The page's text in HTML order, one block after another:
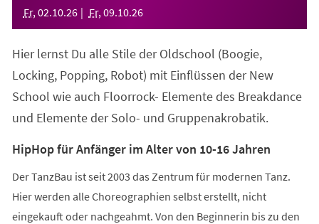
Fr, 02.10.26 Fr, 09.10.26
Hier lernst Du alle Stile der Oldschool (Boogie,
Locking, Popping, Robot) mit Einflüssen der New
School wie auch Floorrock- Elemente des Breakdance
und Elemente der Solo- und Gruppenakrobatik.
HipHop für Anfänger im Alter von 10-16 Jahren
Der TanzBau ist seit 2003 das Zentrum für modernen Tanz.
Hier werden alle Choreographien selbst erstellt, nicht
eingekauft oder nachgeahmt. Von den Beginnerin bis zu den